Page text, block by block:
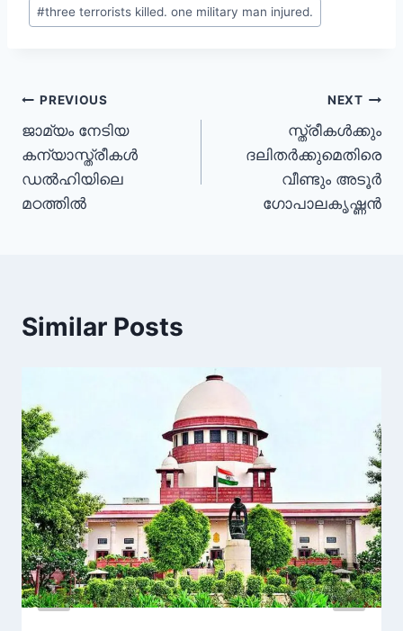
#three terrorists killed. one military man injured.
PREVIOUS
ജാമ്യം നേടിയ
കന്യാസ്ത്രീകൾ
ഡൽഹിയിലെ
മഠത്തിൽ
NEXT
സ്ത്രീകൾക്കും
ദലിതർക്കുമെതിരെ
വീണ്ടും അടൂർ
ഗോപാലകൃഷ്ണൻ
Similar Posts